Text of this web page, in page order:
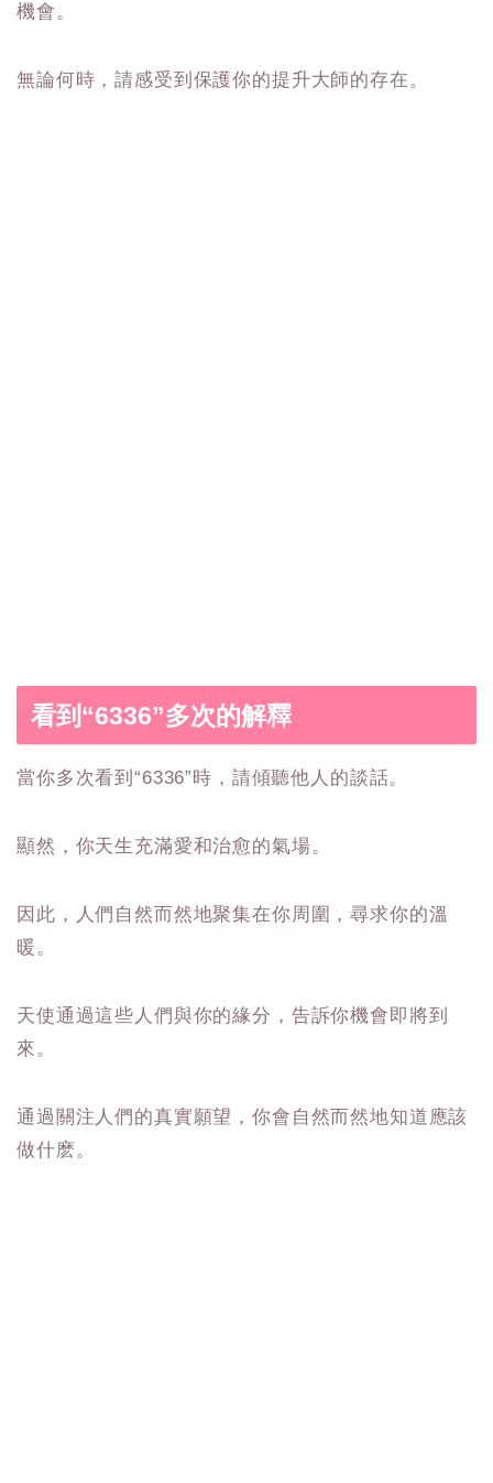
機會。
無論何時，請感受到保護你的提升大師的存在。
看到“6336”多次的解釋
當你多次看到“6336”時，請傾聽他人的談話。
顯然，你天生充滿愛和治愈的氣場。
因此，人們自然而然地聚集在你周圍，尋求你的溫
暖。
天使通過這些人們與你的緣分，告訴你機會即將到
來。
通過關注人們的真實願望，你會自然而然地知道應該
做什麽。